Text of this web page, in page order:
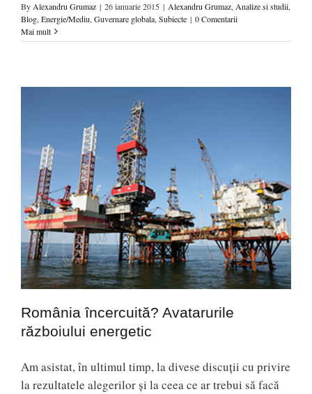
By Alexandru Grumaz | 26 ianuarie 2015 | Alexandru Grumaz, Analize si studii,
Blog, Energie/Mediu, Guvernare globala, Subiecte | 0 Comentarii
Mai mult
România încercuită? Avatarurile
războiului energetic
Am asistat, în ultimul timp, la divese discuţii cu privire
la rezultatele alegerilor şi la ceea ce ar trebui să facă